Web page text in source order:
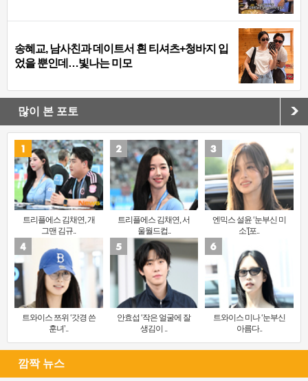
송혜교, 남사친과 데이트서 흰 티셔츠+청바지 입
었을 뿐인데…빛나는 미모
많이 본 포토
트리플에스 김채연, 개
그맨 김규..
트리플에스 김채연, 서
울월드컵..
엔믹스 설윤 ‘눈부신 미
소’[포..
트와이스 쯔위 ‘갓경 쓴
훈녀’..
안효섭 ‘작은 얼굴에 잘
생김이 ..
트와이스 미나 ‘눈부신
아름다..
깜짝 뉴스